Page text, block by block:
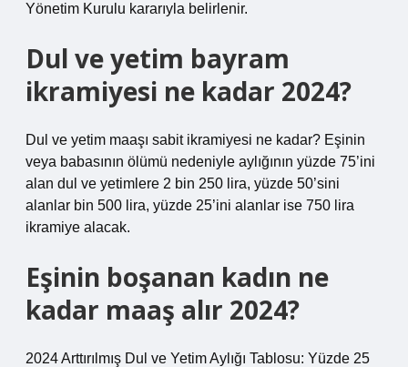
Yönetim Kurulu kararıyla belirlenir.
Dul ve yetim bayram
ikramiyesi ne kadar 2024?
Dul ve yetim maaşı sabit ikramiyesi ne kadar? Eşinin
veya babasının ölümü nedeniyle aylığının yüzde 75’ini
alan dul ve yetimlere 2 bin 250 lira, yüzde 50’sini
alanlar bin 500 lira, yüzde 25’ini alanlar ise 750 lira
ikramiye alacak.
Eşinin boşanan kadın ne
kadar maaş alır 2024?
2024 Arttırılmış Dul ve Yetim Aylığı Tablosu: Yüzde 25